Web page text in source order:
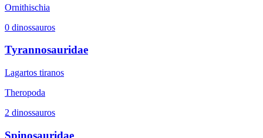
Ornithischia
0 dinossauros
Tyrannosauridae
Lagartos tiranos
Theropoda
2 dinossauros
Spinosauridae